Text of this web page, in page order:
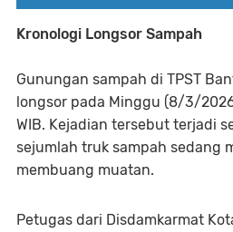
Kronologi Longsor Sampah
Gunungan sampah di TPST
longsor pada Minggu (8/3/
WIB. Kejadian tersebut terjadi
sejumlah truk sampah sedang
membuang muatan.
Petugas dari Disdamkarmat